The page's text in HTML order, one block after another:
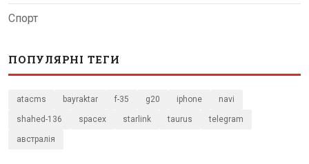
Спорт
ПОПУЛЯРНІ ТЕГИ
atacms bayraktar f-35 g20 iphone navi
shahed-136 spacex starlink taurus telegram
австралія